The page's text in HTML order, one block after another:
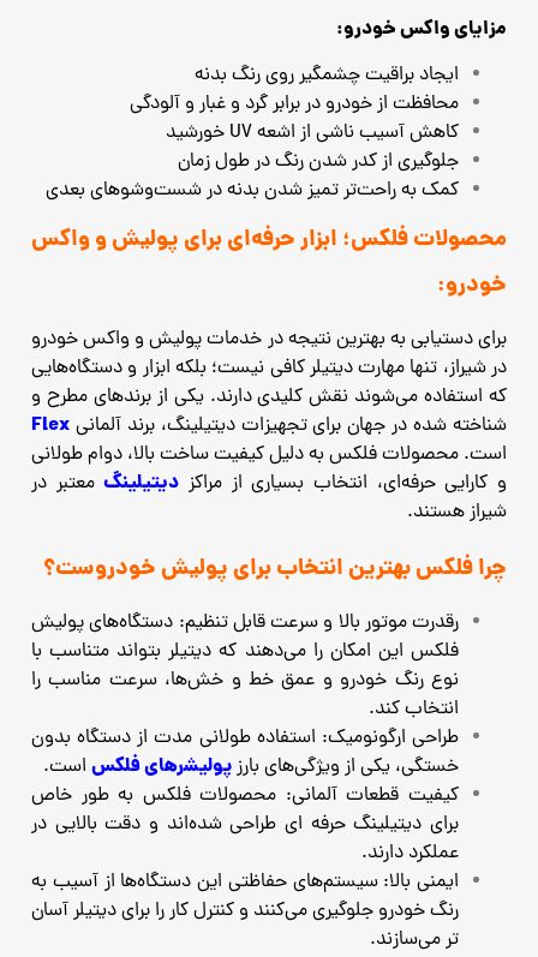
مزایای واکس خودرو:
ایجاد براقیت چشمگیر روی رنگ بدنه
محافظت از خودرو در برابر گرد و غبار و آلودگی
کاهش آسیب ناشی از اشعه UV خورشید
جلوگیری از کدر شدن رنگ در طول زمان
کمک به راحت‌تر تمیز شدن بدنه در شست‌وشوهای بعدی
محصولات فلکس؛ ابزار حرفه‌ای برای پولیش و واکس
خودرو:
برای دستیابی به بهترین نتیجه در خدمات پولیش و واکس خودرو
در شیراز، تنها مهارت دیتیلر کافی نیست؛ بلکه ابزار و دستگاه‌هایی
که استفاده می‌شوند نقش کلیدی دارند. یکی از برندهای مطرح و
شناخته‌ شده در جهان برای تجهیزات دیتیلینگ، برند آلمانی Flex
است. محصولات فلکس به دلیل کیفیت ساخت بالا، دوام طولانی
و کارایی حرفه‌ای، انتخاب بسیاری از مراکز دیتیلینگمعتبر در
شیراز هستند.
چرا فلکس بهترین انتخاب برای پولیش خودروست؟
رقدرت موتور بالا و سرعت قابل تنظیم: دستگاه‌های پولیش
فلکس این امکان را می‌دهند که دیتیلر بتواند متناسب با
نوع رنگ خودرو و عمق خط و خش‌ها، سرعت مناسب را
انتخاب کند.
طراحی ارگونومیک: استفاده طولانی‌ مدت از دستگاه بدون
خستگی، یکی از ویژگی‌های بارزپولیشرهای فلکس است.
کیفیت قطعات آلمانی: محصولات فلکس به‌ طور خاص
برای دیتیلینگ حرفه ‌ای طراحی شده‌اند و دقت بالایی در
عملکرد دارند.
ایمنی بالا: سیستم‌های حفاظتی این دستگاه‌ها از آسیب به
رنگ خودرو جلوگیری می‌کنند و کنترل کار را برای دیتیلر آسان
‌تر می‌سازند.